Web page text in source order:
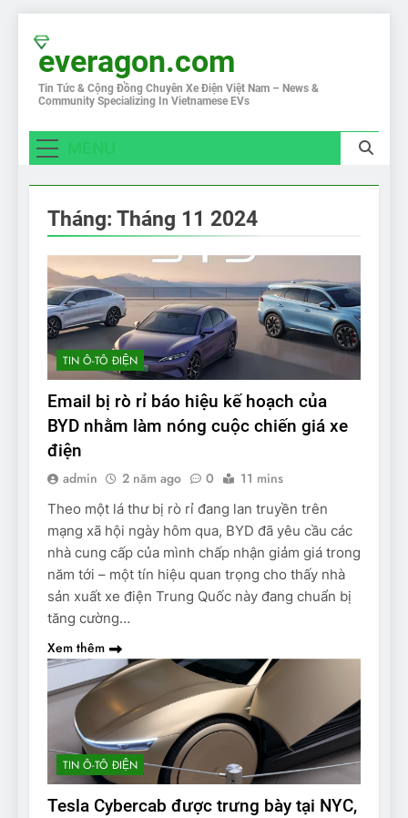
content
everagon.com
Tin Tức & Cộng Đồng Chuyên Xe Điện Việt Nam – News &
Community Specializing In Vietnamese EVs
Tháng: Tháng 11 2024
TIN Ô-TÔ ĐIỆN
Email bị rò rỉ báo hiệu kế hoạch của
BYD nhằm làm nóng cuộc chiến giá xe
điện
admin 2 năm ago 0 11 mins
Theo một lá thư bị rò rỉ đang lan truyền trên
mạng xã hội ngày hôm qua, BYD đã yêu cầu các
nhà cung cấp của mình chấp nhận giảm giá trong
năm tới – một tín hiệu quan trọng cho thấy nhà
sản xuất xe điện Trung Quốc này đang chuẩn bị
tăng cường…
Xem thêm
TIN Ô-TÔ ĐIỆN
Tesla Cybercab được trưng bày tại NYC,